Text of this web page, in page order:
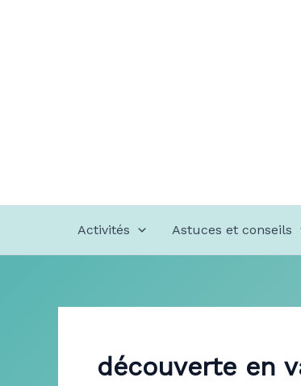
Activités Astuces et conseils
découverte en